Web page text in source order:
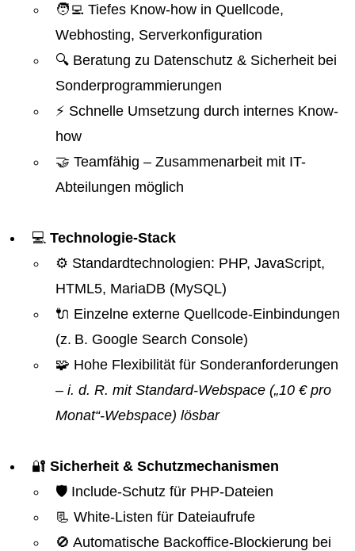
🧑‍💻 Tiefes Know-how in Quellcode,
Webhosting, Serverkonfiguration
🔍 Beratung zu Datenschutz & Sicherheit bei
Sonderprogrammierungen
⚡ Schnelle Umsetzung durch internes Know-
how
🤝 Teamfähig – Zusammenarbeit mit IT-
Abteilungen möglich
💻 Technologie-Stack
⚙️ Standardtechnologien: PHP, JavaScript,
HTML5, MariaDB (MySQL)
🔌 Einzelne externe Quellcode-Einbindungen
(z. B. Google Search Console)
🧩 Hohe Flexibilität für Sonderanforderungen
– i. d. R. mit Standard-Webspace („10 € pro
Monat“-Webspace) lösbar
🔐 Sicherheit & Schutzmechanismen
🛡️ Include-Schutz für PHP-Dateien
📃 White-Listen für Dateiaufrufe
🚫 Automatische Backoffice-Blockierung bei